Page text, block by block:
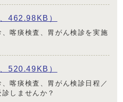
462.98KB）
、喀痰検査、胃がん検診を実施
520.49KB）
喀痰検査、胃がん検診日程／
しませんか？